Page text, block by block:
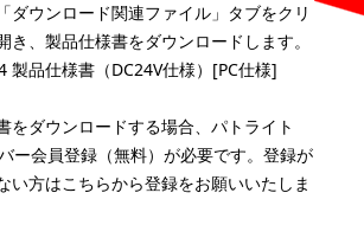
ダウンロード関連ファイル」タブをクリ
き、製品仕様書をダウンロードします。
製品仕様書（DC24V仕様）[PC仕様]
をダウンロードする場合、パトライト
ー会員登録（無料）が必要です。登録が
い方はこちらから登録をお願いいたしま